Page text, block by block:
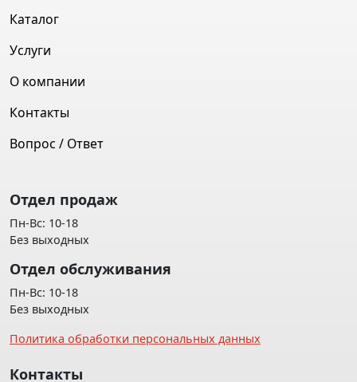
Каталог
Услуги
О компании
Контакты
Вопрос / Ответ
Отдел продаж
Пн-Вс: 10-18
Без выходных
Отдел обслуживания
Пн-Вс: 10-18
Без выходных
Политика обработки персональных данных
Контакты